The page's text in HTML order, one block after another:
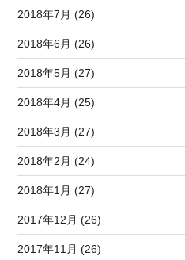
2018年7月 (26)
2018年6月 (26)
2018年5月 (27)
2018年4月 (25)
2018年3月 (27)
2018年2月 (24)
2018年1月 (27)
2017年12月 (26)
2017年11月 (26)